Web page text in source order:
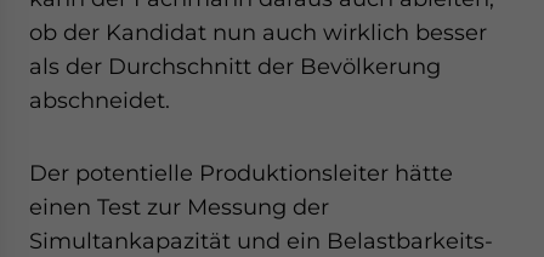
ob der Kandidat nun auch wirklich besser
als der Durchschnitt der Bevölkerung
abschneidet.
Der potentielle Produktionsleiter hätte
einen Test zur Messung der
Simultankapazität und ein Belastbarkeits-